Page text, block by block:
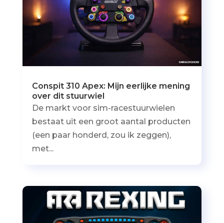
Conspit 310 Apex: Mijn eerlijke mening
over dit stuurwiel
De markt voor sim-racestuurwielen
bestaat uit een groot aantal producten
(een paar honderd, zou ik zeggen),
met...